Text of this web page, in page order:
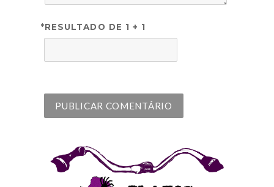
*RESULTADO DE 1 + 1